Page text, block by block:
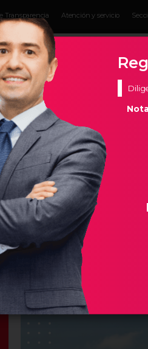
Transparencia Atención y servicio
Programas para
empresarios
de Comercio de Bucaramanga,
ello, les damos todas las
exitosas, sea un sello característico de
RUEDA DE